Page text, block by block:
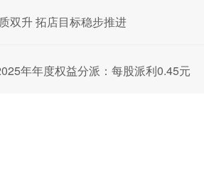
双升 拓店目标稳步推进
年年度权益分派：每股派利0.45元